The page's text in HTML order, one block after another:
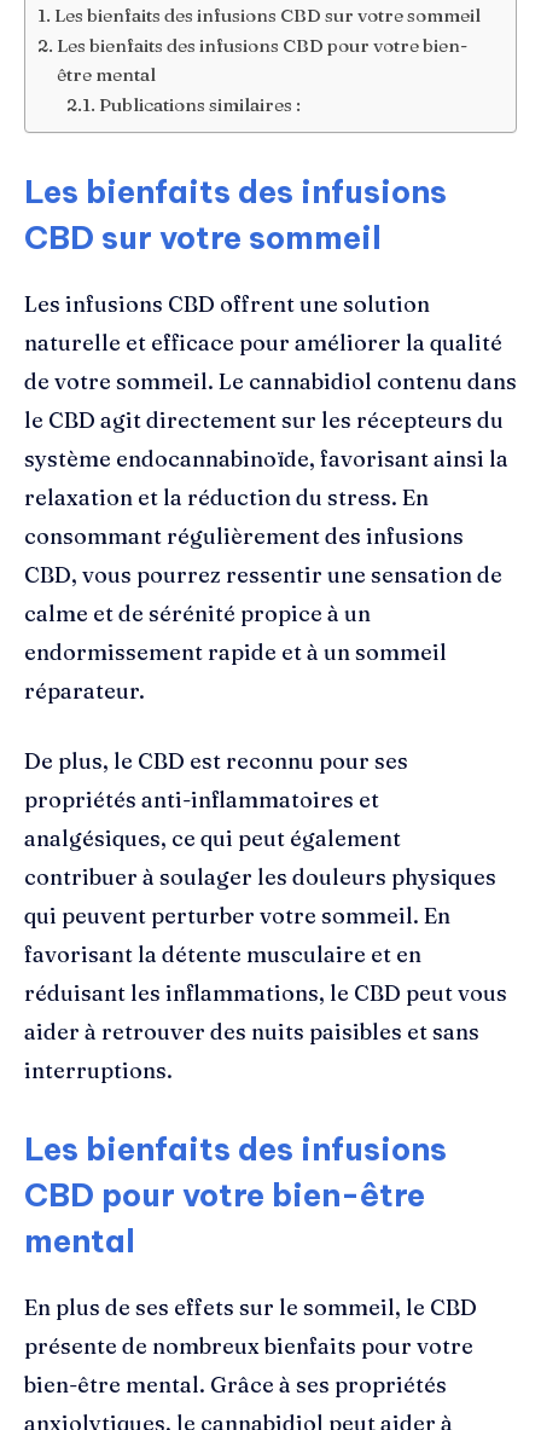
Les bienfaits des infusions CBD sur votre sommeil
Les bienfaits des infusions CBD pour votre bien-
être mental
Publications similaires :
Les bienfaits des infusions
CBD sur votre sommeil
Les infusions CBD offrent une solution
naturelle et efficace pour améliorer la qualité
de votre sommeil. Le cannabidiol contenu dans
le CBD agit directement sur les récepteurs du
système endocannabinoïde, favorisant ainsi la
relaxation et la réduction du stress. En
consommant régulièrement des infusions
CBD, vous pourrez ressentir une sensation de
calme et de sérénité propice à un
endormissement rapide et à un sommeil
réparateur.
De plus, le CBD est reconnu pour ses
propriétés anti-inflammatoires et
analgésiques, ce qui peut également
contribuer à soulager les douleurs physiques
qui peuvent perturber votre sommeil. En
favorisant la détente musculaire et en
réduisant les inflammations, le CBD peut vous
aider à retrouver des nuits paisibles et sans
interruptions.
Les bienfaits des infusions
CBD pour votre bien-être
mental
En plus de ses effets sur le sommeil, le CBD
présente de nombreux bienfaits pour votre
bien-être mental. Grâce à ses propriétés
anxiolytiques, le cannabidiol peut aider à